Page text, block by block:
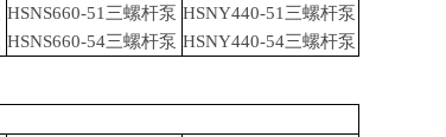
HSNS660-51 三螺杆泵 HSNY440-51 三螺杆泵
HSNS660-54三螺杆泵 HSNY440-54三螺杆泵